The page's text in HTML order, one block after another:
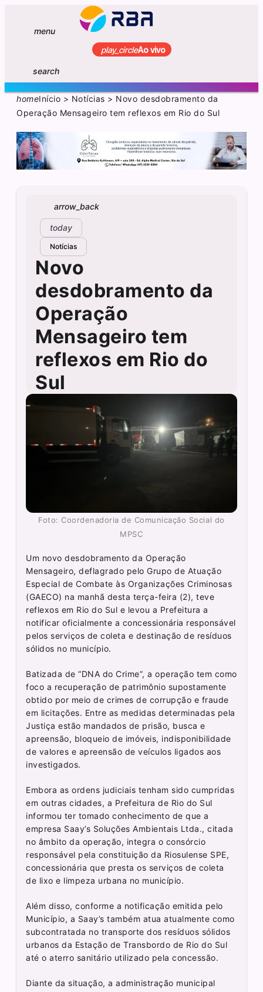
menu
play_circleAo vivo
search
homeInício > Notícias > Novo desdobramento da
Operação Mensageiro tem reflexos em Rio do Sul
arrow_back
today
Notícias
Novo
desdobramento da
Operação
Mensageiro tem
reflexos em Rio do
Sul
Foto: Coordenadoria de Comunicação Social do
MPSC
Um novo desdobramento da Operação
Mensageiro, deflagrado pelo Grupo de Atuação
Especial de Combate às Organizações Criminosas
(GAECO) na manhã desta terça-feira (2), teve
reflexos em Rio do Sul e levou a Prefeitura a
notificar oficialmente a concessionária responsável
pelos serviços de coleta e destinação de resíduos
sólidos no município.
Batizada de “DNA do Crime”, a operação tem como
foco a recuperação de patrimônio supostamente
obtido por meio de crimes de corrupção e fraude
em licitações. Entre as medidas determinadas pela
Justiça estão mandados de prisão, busca e
apreensão, bloqueio de imóveis, indisponibilidade
de valores e apreensão de veículos ligados aos
investigados.
Embora as ordens judiciais tenham sido cumpridas
em outras cidades, a Prefeitura de Rio do Sul
informou ter tomado conhecimento de que a
empresa Saay’s Soluções Ambientais Ltda., citada
no âmbito da operação, integra o consórcio
responsável pela constituição da Riosulense SPE,
concessionária que presta os serviços de coleta
de lixo e limpeza urbana no município.
Além disso, conforme a notificação emitida pelo
Município, a Saay’s também atua atualmente como
subcontratada no transporte dos resíduos sólidos
urbanos da Estação de Transbordo de Rio do Sul
até o aterro sanitário utilizado pela concessão.
Diante da situação, a administração municipal